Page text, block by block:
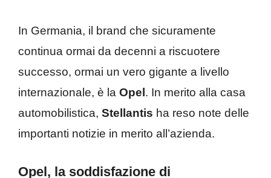
In Germania, il brand che sicuramente
continua ormai da decenni a riscuotere
successo, ormai un vero gigante a livello
internazionale, è la Opel. In merito alla casa
automobilistica, Stellantis ha reso note delle
importanti notizie in merito all’azienda.
Opel, la soddisfazione di